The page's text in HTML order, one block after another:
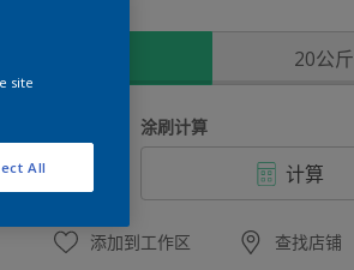
20公斤
涂刷计算
计算
添加到工作区 查找店铺
site
All